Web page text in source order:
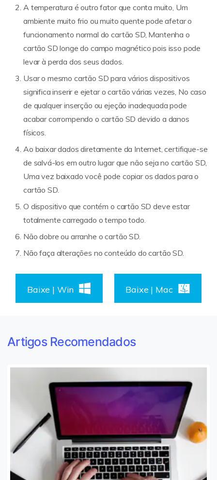
A temperatura é outro fator que conta muito, Um
ambiente muito frio ou muito quente pode afetar o
funcionamento normal do cartão SD, Mantenha o
cartão SD longe do campo magnético pois isso pode
levar à perda dos seus dados.
Usar o mesmo cartão SD para vários dispositivos
significa inserir e ejetar o cartão várias vezes, No caso
de qualquer inserção ou ejeção inadequada pode
acabar corrompendo o cartão SD devido a danos
físicos.
Ao baixar dados diretamente da Internet, certifique-se
de salvá-los em outro lugar que não seja no cartão SD,
Uma vez baixado você pode copiar os dados para o
cartão SD.
O dispositivo que contém o cartão SD deve estar
totalmente carregado o tempo todo.
Não dobre ou arranhe o cartão SD.
Não faça alterações no conteúdo do cartão SD.
Baixe | Win Baixe | Mac
Artigos Recomendados